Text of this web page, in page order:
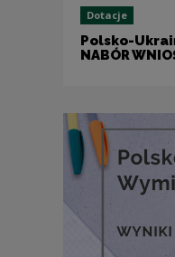
Dotacje
Polsko-
NABÓR